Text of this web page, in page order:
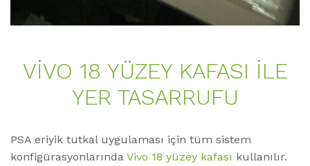
VİVO 18 YÜZEY KAFASI İLE
YER TASARRUFU
PSA eriyik tutkal uygulaması için tüm sistem
konfigürasyonlarında Vivo 18 yüzey kafası kullanılır.